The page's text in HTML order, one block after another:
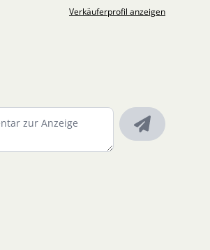
Verkäuferprofil anzeigen